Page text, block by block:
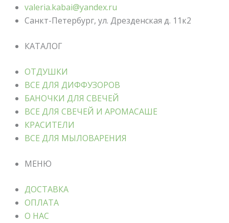
valeria.kabai@yandex.ru
Санкт-Петербург, ул. Дрезденская д. 11к2
КАТАЛОГ
ОТДУШКИ
ВСЕ ДЛЯ ДИФФУЗОРОВ
БАНОЧКИ ДЛЯ СВЕЧЕЙ
ВСЕ ДЛЯ СВЕЧЕЙ И АРОМАСАШЕ
КРАСИТЕЛИ
ВСЕ ДЛЯ МЫЛОВАРЕНИЯ
МЕНЮ
ДОСТАВКА
ОПЛАТА
О НАС